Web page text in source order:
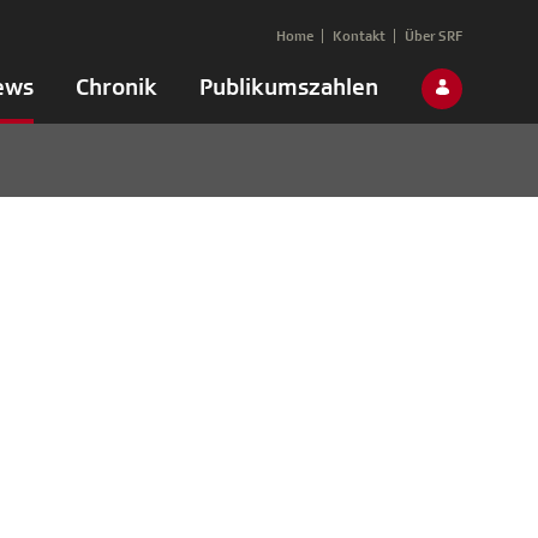
Chronik Publikumszahlen
Home Kontakt Über SRF